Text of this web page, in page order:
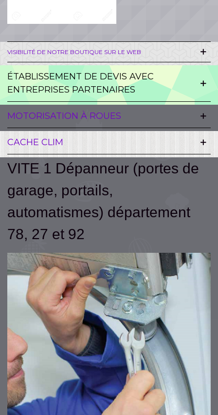
VISIBILITÉ DE NOTRE BOUTIQUE SUR LE WEB
ÉTABLISSEMENT DE DEVIS AVEC
ENTREPRISES PARTENAIRES
MOTORISATION À ROUES
CACHE CLIM
VITE 1 Dépanneur (portes de
garage, portails,
automatismes) département
78, 27 et 92